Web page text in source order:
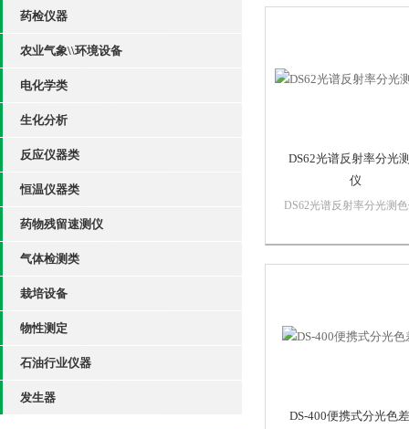
药检仪器
农业气象\\环境设备
电化学类
生化分析
反应仪器类
恒温仪器类
药物残留速测仪
气体检测类
栽培设备
物性测定
石油行业仪器
发生器
DS62光谱反射率分光
仪
DS62光谱反射率分光测
重心卧式设计，可以稳定
DS-400便携式分光色